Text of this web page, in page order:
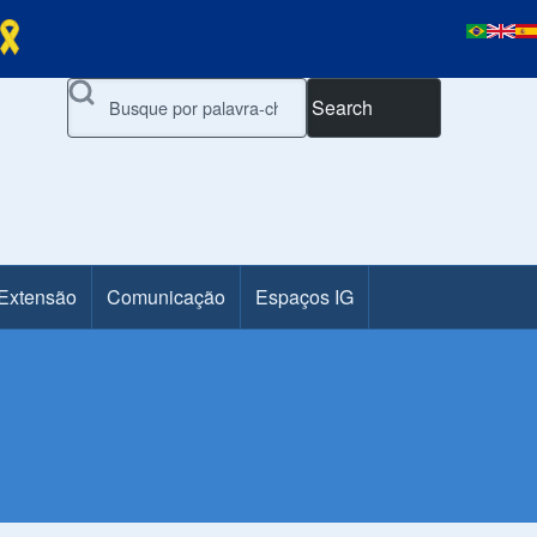
Search
Comunicação Espaços IG